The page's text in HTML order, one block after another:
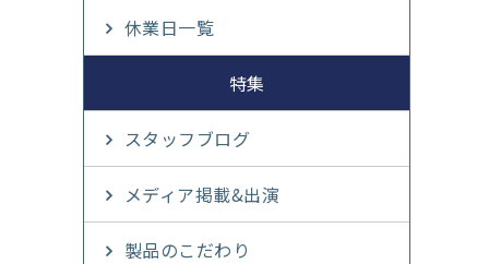
休業日一覧
特集
スタッフブログ
メディア掲載&出演
製品のこだわり